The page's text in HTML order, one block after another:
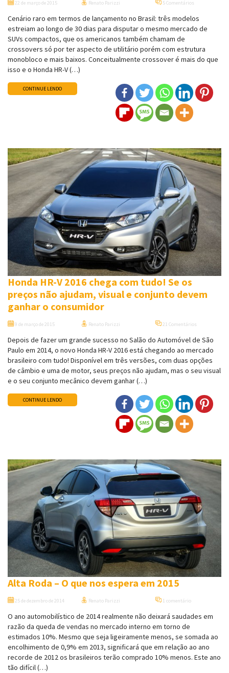
22 de março de 2015 Renato Parizzi 5 Comentários
Cenário raro em termos de lançamento no Brasil: três modelos
estreiam ao longo de 30 dias para disputar o mesmo mercado de
SUVs compactos, que os americanos também chamam de
crossovers só por ter aspecto de utilitário porém com estrutura
monobloco e mais baixos. Conceitualmente crossover é mais do que
isso e o Honda HR-V (…)
CONTINUE LENDO
Honda HR-V 2016 chega com tudo! Se os
preços não ajudam, visual e conjunto devem
ganhar o consumidor
9 de março de 2015 Renato Parizzi 21 Comentários
Depois de fazer um grande sucesso no Salão do Automóvel de São
Paulo em 2014, o novo Honda HR-V 2016 está chegando ao mercado
brasileiro com tudo! Disponível em três versões, com duas opções
de câmbio e uma de motor, seus preços não ajudam, mas o seu visual
e o seu conjunto mecânico devem ganhar (…)
CONTINUE LENDO
Alta Roda – O que nos espera em 2015
25 de dezembro de 2014 Renato Parizzi 1 comentário
O ano automobilístico de 2014 realmente não deixará saudades em
razão da queda de vendas no mercado interno em torno de
estimados 10%. Mesmo que seja ligeiramente menos, se somada ao
encolhimento de 0,9% em 2013, significará que em relação ao ano
recorde de 2012 os brasileiros terão comprado 10% menos. Este ano
tão difícil (…)